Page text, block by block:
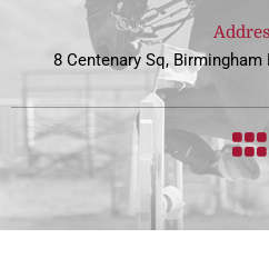
8 Centenary Sq, Birmingham